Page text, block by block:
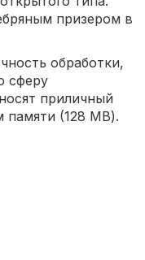
призером в
обработки,
сферу
приличный
памяти (128 МВ).